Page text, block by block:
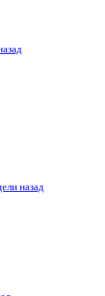
назад